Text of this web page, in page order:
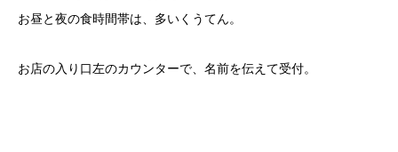
お昼と夜の食時間帯は、多いくうてん。
お店の入り口左のカウンターで、名前を伝えて受付。